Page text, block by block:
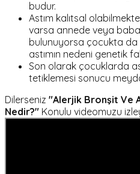
budur.
Astım kalıtsal
varsa annede veya
bulunuyorsa çocukta da
astımın nedeni genetik
Son olarak çocuklarda
tetiklemesi sonucu
Dilerseniz "Alerjik Bronşit Ve
Nedir?" Konulu videomuzu